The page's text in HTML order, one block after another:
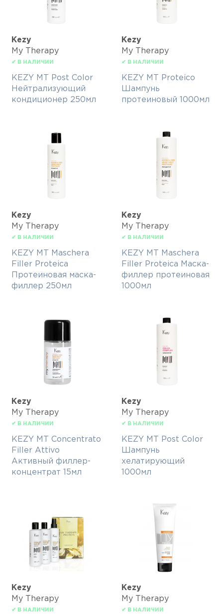
Kezy
My Therapy
✔ В НАЛИЧИИ
KEZY MT Post Color
Нейтрализующий
кондиционер 250мл
Kezy
My Therapy
✔ В НАЛИЧИИ
KEZY MT Proteico
Шампунь
протеиновый 1000мл
Kezy
My Therapy
✔ В НАЛИЧИИ
KEZY MT Maschera
Filler Proteica
Протеиновая маска-
филлер 250мл
Kezy
My Therapy
✔ В НАЛИЧИИ
KEZY MT Maschera
Filler Proteica Маска-
филлер протеиновая
1000мл
Kezy
My Therapy
✔ В НАЛИЧИИ
KEZY MT Concentrato
Filler Attivo
Активный филлер-
концентрат 15мл
Kezy
My Therapy
✔ В НАЛИЧИИ
KEZY MT Post Color
Шампунь
хелатирующий
1000мл
Kezy
My Therapy
✔ В НАЛИЧИИ
Kezy
My Therapy
✔ В НАЛИЧИИ